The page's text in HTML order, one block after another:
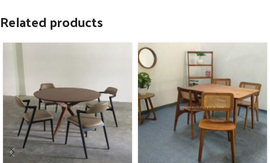
Related products